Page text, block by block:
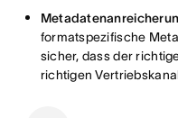
formatspezifische
sicher, dass der
richtigen